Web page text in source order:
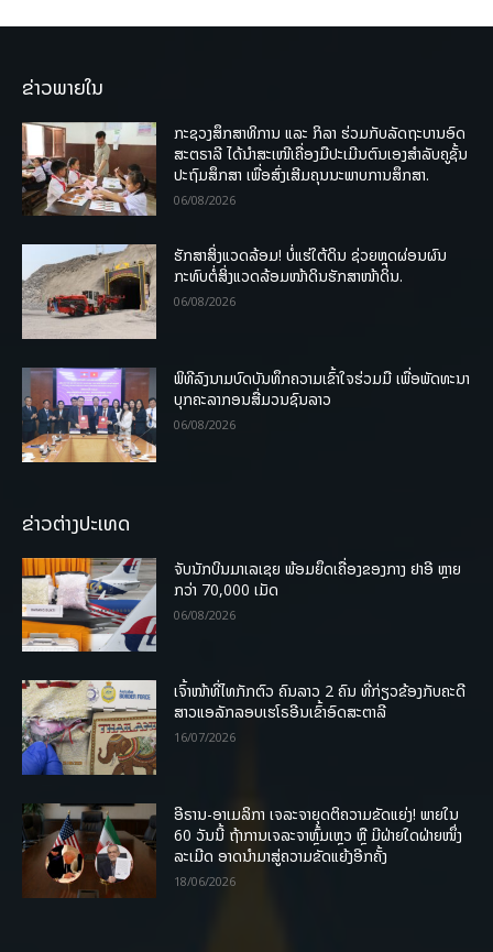
ຂ່າວພາຍໃນ
ກະຊວງສຶກສາທິການ ແລະ ກິລາ ຮ່ວມກັບລັດຖະບານອົດ
ສະຕຣາລີ ໄດ້ນຳສະເໜີເຄື່ອງມືປະເມີນຕົນເອງສຳລັບຄູຊັ້ນ
ປະຖົມສຶກສາ ເພື່ອສົ່ງເສີມຄຸນນະພາບການສຶກສາ.
06/08/2026
ຮັກສາສິ່ງແວດລ້ອມ! ບໍ່ແຮ່ໃຕ້ດິນ ຊ່ວຍຫຼຸດຜ່ອນຜົນ
ກະທົບຕໍ່ສິ່ງແວດລ້ອມໜ້າດິນຮັກສາໜ້າດິນ.
06/08/2026
ພິທີລົງນາມບົດບັນທຶກຄວາມເຂົ້າໃຈຮ່ວມມື ເພື່ອພັດທະນາ
ບຸກຄະລາກອນສື່ມວນຊົນລາວ
06/08/2026
ຂ່າວຕ່າງປະເທດ
ຈັບນັກບິນມາເລເຊຍ ພ້ອມຍຶດເຄື່ອງຂອງກາງ ຢາອີ ຫຼາຍ
ກວ່າ 70,000 ເມັດ
06/08/2026
ເຈົ້າໜ້າທີ່ໄທກັກຕົວ ຄົນລາວ 2 ຄົນ ທີ່ກ່ຽວຂ້ອງກັບຄະດີ
ສາວແອລັກລອບເຮໂຣອີນເຂົ້າອົດສະຕາລີ
16/07/2026
ອີຣານ-ອາເມລິກາ ເຈລະຈາຍຸດຕິຄວາມຂັດແຍ່ງ! ພາຍໃນ
60 ວັນນີ້ ຖ້າການເຈລະຈາຫຼົ້ມເຫຼວ ຫຼື ມີຝ່າຍໃດຝ່າຍໜຶ່ງ
ລະເມີດ ອາດນໍາມາສູ່ຄວາມຂັດແຍ້ງອີກຄັ້ງ
18/06/2026